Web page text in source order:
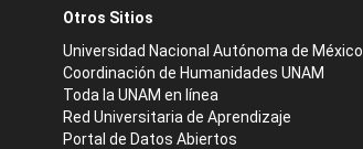
Otros Sitios
Universidad Nacional Autónoma de México
Coordinación de Humanidades UNAM
Toda la UNAM en línea
Red Universitaria de Aprendizaje
Portal de Datos Abiertos